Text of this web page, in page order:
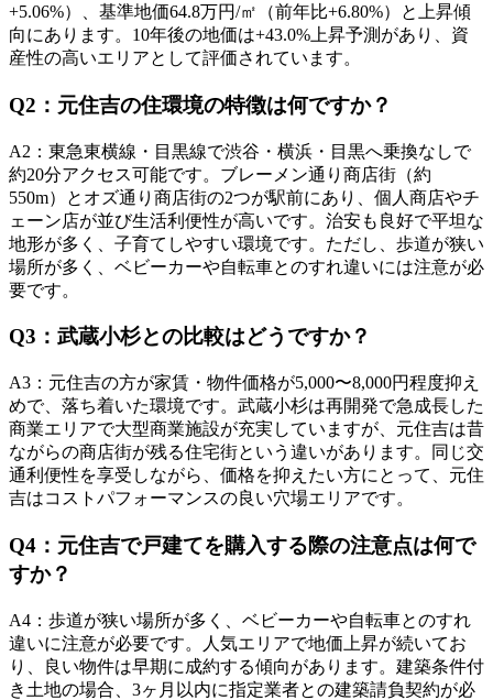
+5.06%）、基準地価64.8万円/㎡（前年比+6.80%）と上昇傾
向にあります。10年後の地価は+43.0%上昇予測があり、資
産性の高いエリアとして評価されています。
Q2 ： 元住吉の住環境の特徴は何ですか？
A2 ： 東急東横線・目黒線で渋谷・横浜・目黒へ乗換なしで
約20分アクセス可能です。ブレーメン通り商店街（約
550m）とオズ通り商店街の2つが駅前にあり、個人商店やチ
ェーン店が並び生活利便性が高いです。治安も良好で平坦な
地形が多く、子育てしやすい環境です。ただし、歩道が狭い
場所が多く、ベビーカーや自転車とのすれ違いには注意が必
要です。
Q3 ： 武蔵小杉との比較はどうですか？
A3 ： 元住吉の方が家賃・物件価格が5,000〜8,000円程度抑え
めで、落ち着いた環境です。武蔵小杉は再開発で急成長した
商業エリアで大型商業施設が充実していますが、元住吉は昔
ながらの商店街が残る住宅街という違いがあります。同じ交
通利便性を享受しながら、価格を抑えたい方にとって、元住
吉はコストパフォーマンスの良い穴場エリアです。
Q4 ： 元住吉で戸建てを購入する際の注意点は何で
すか？
A4 ： 歩道が狭い場所が多く、ベビーカーや自転車とのすれ
違いに注意が必要です。人気エリアで地価上昇が続いてお
り、良い物件は早期に成約する傾向があります。建築条件付
き土地の場合、3ヶ月以内に指定業者との建築請負契約が必